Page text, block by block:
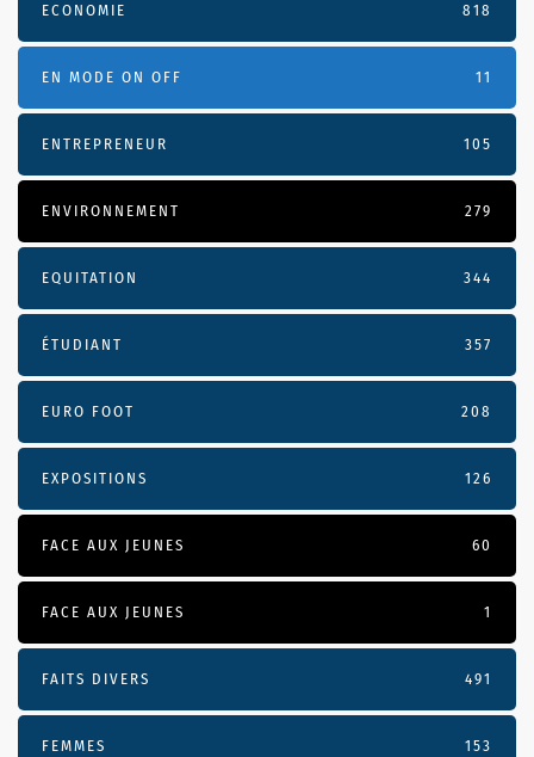
ECONOMIE 818
EN MODE ON OFF 11
ENTREPRENEUR 105
ENVIRONNEMENT 279
EQUITATION 344
ÉTUDIANT 357
EURO FOOT 208
EXPOSITIONS 126
FACE AUX JEUNES 60
FACE AUX JEUNES 1
FAITS DIVERS 491
FEMMES 153